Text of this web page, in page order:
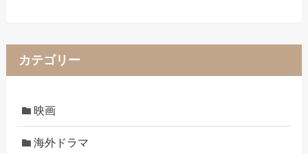
カテゴリー
映画
海外ドラマ